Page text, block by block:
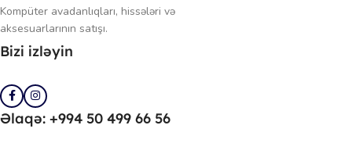
Kompüter avadanlıqları, hissələri və
aksesuarlarının satışı.
Bizi izləyin
Əlaqə: +994 50 499 66 56